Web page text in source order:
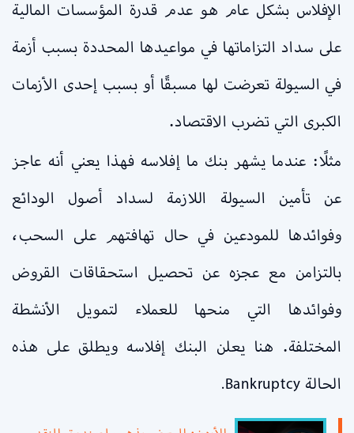
الإفلاس بشكل عام هو عدم قدرة المؤسسات المالية
على سداد التزاماتها في مواعيدها المحددة بسبب أزمة
في السيولة تعرضت لها مسبقًا أو بسبب إحدى الأزمات
الكبرى التي تضرب الاقتصاد.
مثلًا: عندما يشهر بنك ما إفلاسه فهذا يعني أنه عاجز
عن تأمين السيولة اللازمة لسداد أصول الودائع
وفوائدها للمودعين في حال تهافتهم على السحب،
بالتزامن مع عجزه عن تحصيل استحقاقات القروض
وفوائدها التي منحها للعملاء لتمويل الأنشطة
المختلفة. هنا يعلن البنك إفلاسه ويطلق على هذه
الحالة Bankruptcy.